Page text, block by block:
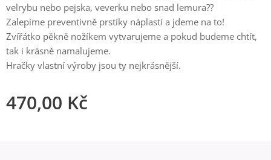
velrybu nebo pejska, veverku nebo snad lemura??
Zalepíme preventivně prstíky náplastí a jdeme na to!
Zvířátko pěkně nožíkem vytvarujeme a pokud budeme chtít,
tak i krásně namalujeme.
Hračky vlastní výroby jsou ty nejkrásnější.
470,00 Kč